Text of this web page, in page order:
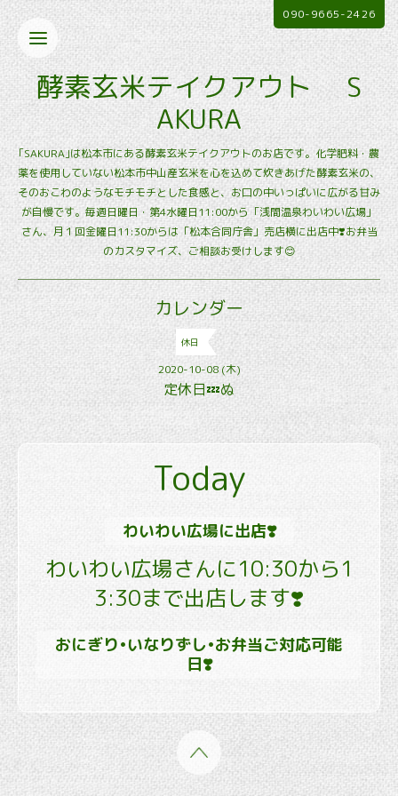
酵素玄米テイクアウト S
AKURA
｢SAKURA｣は松本市にある酵素玄米テイクアウトのお店です。化学肥料・農
薬を使用していない松本市中山産玄米を心を込めて炊きあげた酵素玄米の、
そのおこわのようなモチモチとした食感と、お口の中いっぱいに広がる甘み
が自慢です。毎週日曜日・第4水曜日11:00から「浅間温泉わいわい広場」
さん、月１回金曜日11:30からは「松本合同庁舎」売店横に出店中❣️お弁当
のカスタマイズ、ご相談お受けします😊
090-9665-2426
カレンダー
休日
2020-10-08 (木)
定休日💤ぬ
Today
わいわい広場に出店❣️
わいわい広場さんに10:30から1
3:30まで出店します❣️
おにぎり•いなりずし•お弁当ご対応可能
日❣️